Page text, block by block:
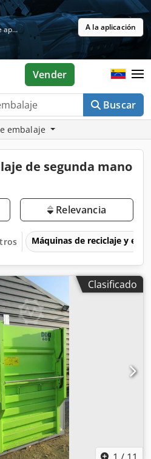
Gratis en la tienda de aplicaciones A la aplicación
Buscar
Vender
embalaje
de segunda mano
Relevancia
Máquinas de reciclaje y
Clasificado